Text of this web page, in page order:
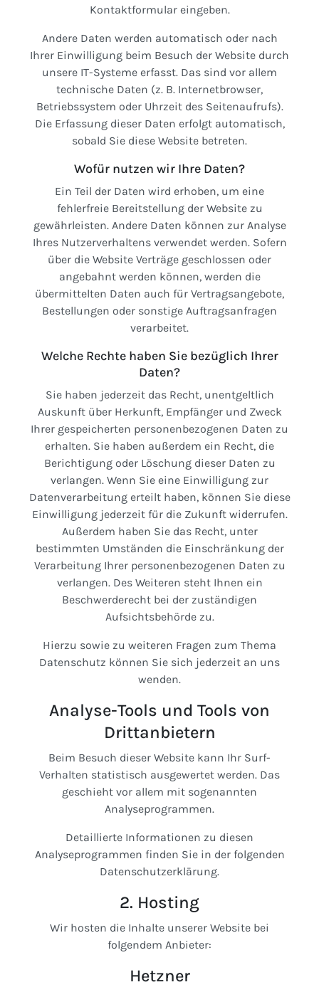
Kontaktformular eingeben.
Andere Daten werden automatisch oder nach
Ihrer Einwilligung beim Besuch der Website durch
unsere IT-Systeme erfasst. Das sind vor allem
technische Daten (z. B. Internetbrowser,
Betriebssystem oder Uhrzeit des Seitenaufrufs).
Die Erfassung dieser Daten erfolgt automatisch,
sobald Sie diese Website betreten.
Wofür nutzen wir Ihre Daten?
Ein Teil der Daten wird erhoben, um eine
fehlerfreie Bereitstellung der Website zu
gewährleisten. Andere Daten können zur Analyse
Ihres Nutzerverhaltens verwendet werden. Sofern
über die Website Verträge geschlossen oder
angebahnt werden können, werden die
übermittelten Daten auch für Vertragsangebote,
Bestellungen oder sonstige Auftragsanfragen
verarbeitet.
Welche Rechte haben Sie bezüglich Ihrer
Daten?
Sie haben jederzeit das Recht, unentgeltlich
Auskunft über Herkunft, Empfänger und Zweck
Ihrer gespeicherten personenbezogenen Daten zu
erhalten. Sie haben außerdem ein Recht, die
Berichtigung oder Löschung dieser Daten zu
verlangen. Wenn Sie eine Einwilligung zur
Datenverarbeitung erteilt haben, können Sie diese
Einwilligung jederzeit für die Zukunft widerrufen.
Außerdem haben Sie das Recht, unter
bestimmten Umständen die Einschränkung der
Verarbeitung Ihrer personenbezogenen Daten zu
verlangen. Des Weiteren steht Ihnen ein
Beschwerderecht bei der zuständigen
Aufsichtsbehörde zu.
Hierzu sowie zu weiteren Fragen zum Thema
Datenschutz können Sie sich jederzeit an uns
wenden.
Analyse-Tools und Tools von
Dritt­anbietern
Beim Besuch dieser Website kann Ihr Surf-
Verhalten statistisch ausgewertet werden. Das
geschieht vor allem mit sogenannten
Analyseprogrammen.
Detaillierte Informationen zu diesen
Analyseprogrammen finden Sie in der folgenden
Datenschutzerklärung.
2. Hosting
Wir hosten die Inhalte unserer Website bei
folgendem Anbieter:
Hetzner